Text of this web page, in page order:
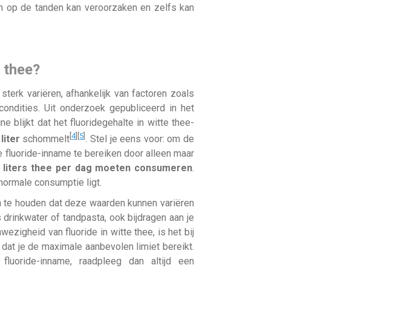
op de tanden kan veroorzaken en zelfs kan
variëren, afhankelijk van factoren zoals
Uit onderzoek gepubliceerd in het
blijkt dat het fluoridegehalte in witte thee-
liter schommelt[4] [5]. Stel je eens voor: om de
inname te bereiken door alleen maar
liters thee per dag moeten consumeren.
consumptie ligt.
houden dat deze waarden kunnen variëren
of tandpasta, ook bijdragen aan je
van fluoride in witte thee, is het bij
je de maximale aanbevolen limiet bereikt.
inname, raadpleeg dan altijd een